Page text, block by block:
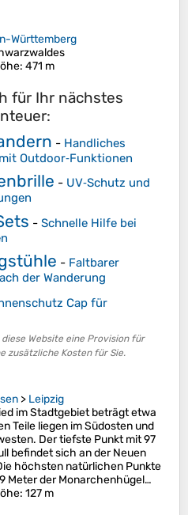
Württemberg
: 471 m
für Ihr nächstes
- Handliches
Outdoor‑Funktionen
- UV‑Schutz und
- Schnelle Hilfe bei
- Faltbarer
der Wanderung
Cap für
Website eine Provision für
zusätzliche Kosten für Sie.
> Leipzig
im Stadtgebiet beträgt etwa
Teile liegen im Südosten und
Der tiefste Punkt mit 97
befindet sich an der Neuen
höchsten natürlichen Punkte
Meter der Monarchenhügel…
: 127 m